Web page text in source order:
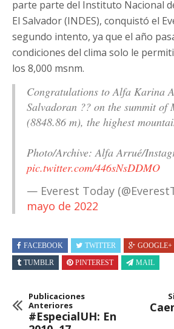
parte parte del Instituto Nacional
El Salvador (INDES), conquistó el
segundo intento, ya que el año
condiciones del clima solo le
los 8,000 msnm.
Congratulations to Alfa Karina
Salvadoran ?? on the summit of
(8848.86 m), the highest
Photo/Archive: Alfa Arrué/
pic.twitter.com/446sNsDDMO
— Everest Today
mayo de 2022
FACEBOOK TWITTER GOOGLE+
TUMBLR
PINTEREST MAIL
Publicaciones
Anteriores
#EspecialUH: En